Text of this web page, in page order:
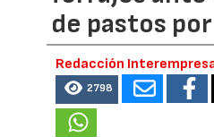
de pastos
Redacción
2798